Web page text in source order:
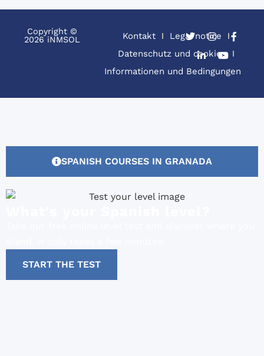
Copyright ©
2026 iNMSOL
Kontakt
Legal notice
Datenschutz und cookies
Informationen und Bedingungen
SPANISH COURSES IN GRANADA
START THE TEST